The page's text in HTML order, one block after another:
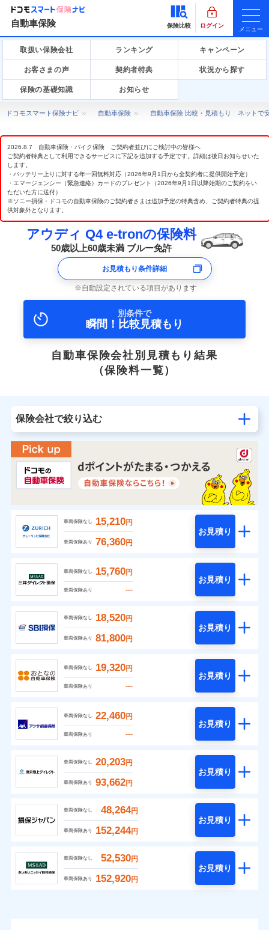
自動車保険 保険比較 ログイン
メニュー
取扱い保険会社 ランキング キャンペーン
お客さまの声 契約者特典 状況から探す
保険の基礎知識 お知らせ
ドコモスマート保険ナビ 自動車保険 自動車保険 比較・見積もり ネットで
2026.8.7 自動車保険・バイク保険 ご契約者並びにご検討中の皆様へ
ご契約者特典として利用できるサービスに下記を追加する予定です。詳細は後日お知らせいた
します。
・バッテリー上りに対する年一回無料対応（2026年9月1日から全契約者に提供開始予定）
・エマージェンシー（緊急連絡）カードのプレゼント（2026年9月1日以降始期のご契約をい
ただいた方に送付）
※ソニー損保・ドコモの自動車保険のご契約者さまは追加予定の特典含め、ご契約者特典の提
供対象外となります。
アウディ Q4 e-tronの保険料
50歳以上60歳未満 ブルー免許
お見積もり条件詳細
自動設定されている項目があります
別条件で
瞬間！比較見積もり
自動車保険会社別見積もり結果
（保険料一覧）
保険会社で絞り込む
車両保険なし 15,210円
車両保険あり 76,360円
お見積り
車両保険なし 15,760円
車両保険あり ---
お見積り
車両保険なし 18,520円
車両保険あり 81,800円
お見積り
車両保険なし 19,320円
車両保険あり ---
お見積り
車両保険なし 22,460円
車両保険あり ---
お見積り
車両保険なし 20,203円
車両保険あり 93,662円
お見積り
車両保険なし 48,264円
車両保険あり 152,244円
お見積り
車両保険なし 52,530円
車両保険あり 152,920円
お見積り